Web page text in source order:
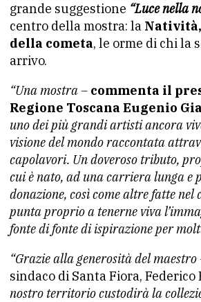
grande suggestione “Luce nella
centro della mostra: la
della cometa, le orme di chi la
arrivo.
“Una mostra – commenta il
Regione Toscana Eugenio
uno dei più grandi artisti ancora
visione del mondo raccontata
capolavori. Un doveroso tributo,
cui è nato, ad una carriera lunga e
donazione, così come altre fatte nel
punta proprio a tenerne viva
fonte di fonte di ispirazione per
“Grazie alla generosità del maestro
sindaco di Santa Fiora, Federico
nostro territorio custodirà la